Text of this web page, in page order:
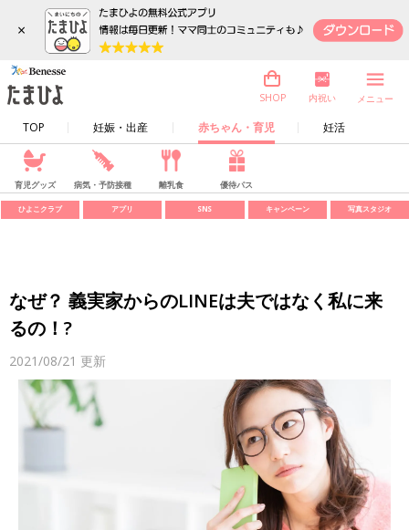
×
TOP 妊娠・出産 赤ちゃん・育児 妊活
SHOP 内祝い メニュー
育児グッズ 病気・予防接種 離乳食 優待パス
ひよこクラブ アプリ SNS キャンペーン 写真スタジオ
なぜ？ 義実家からのLINEは夫ではなく私に来
るの！?
2021/08/21 更新